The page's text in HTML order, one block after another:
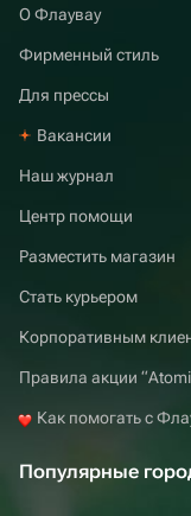
О Флаувау
Фирменный стиль
Для прессы
Вакансии
Наш журнал
Центр помощи
Разместить магазин
Стать курьером
Корпоративным
Правила акции
Как помогать с
Популярные